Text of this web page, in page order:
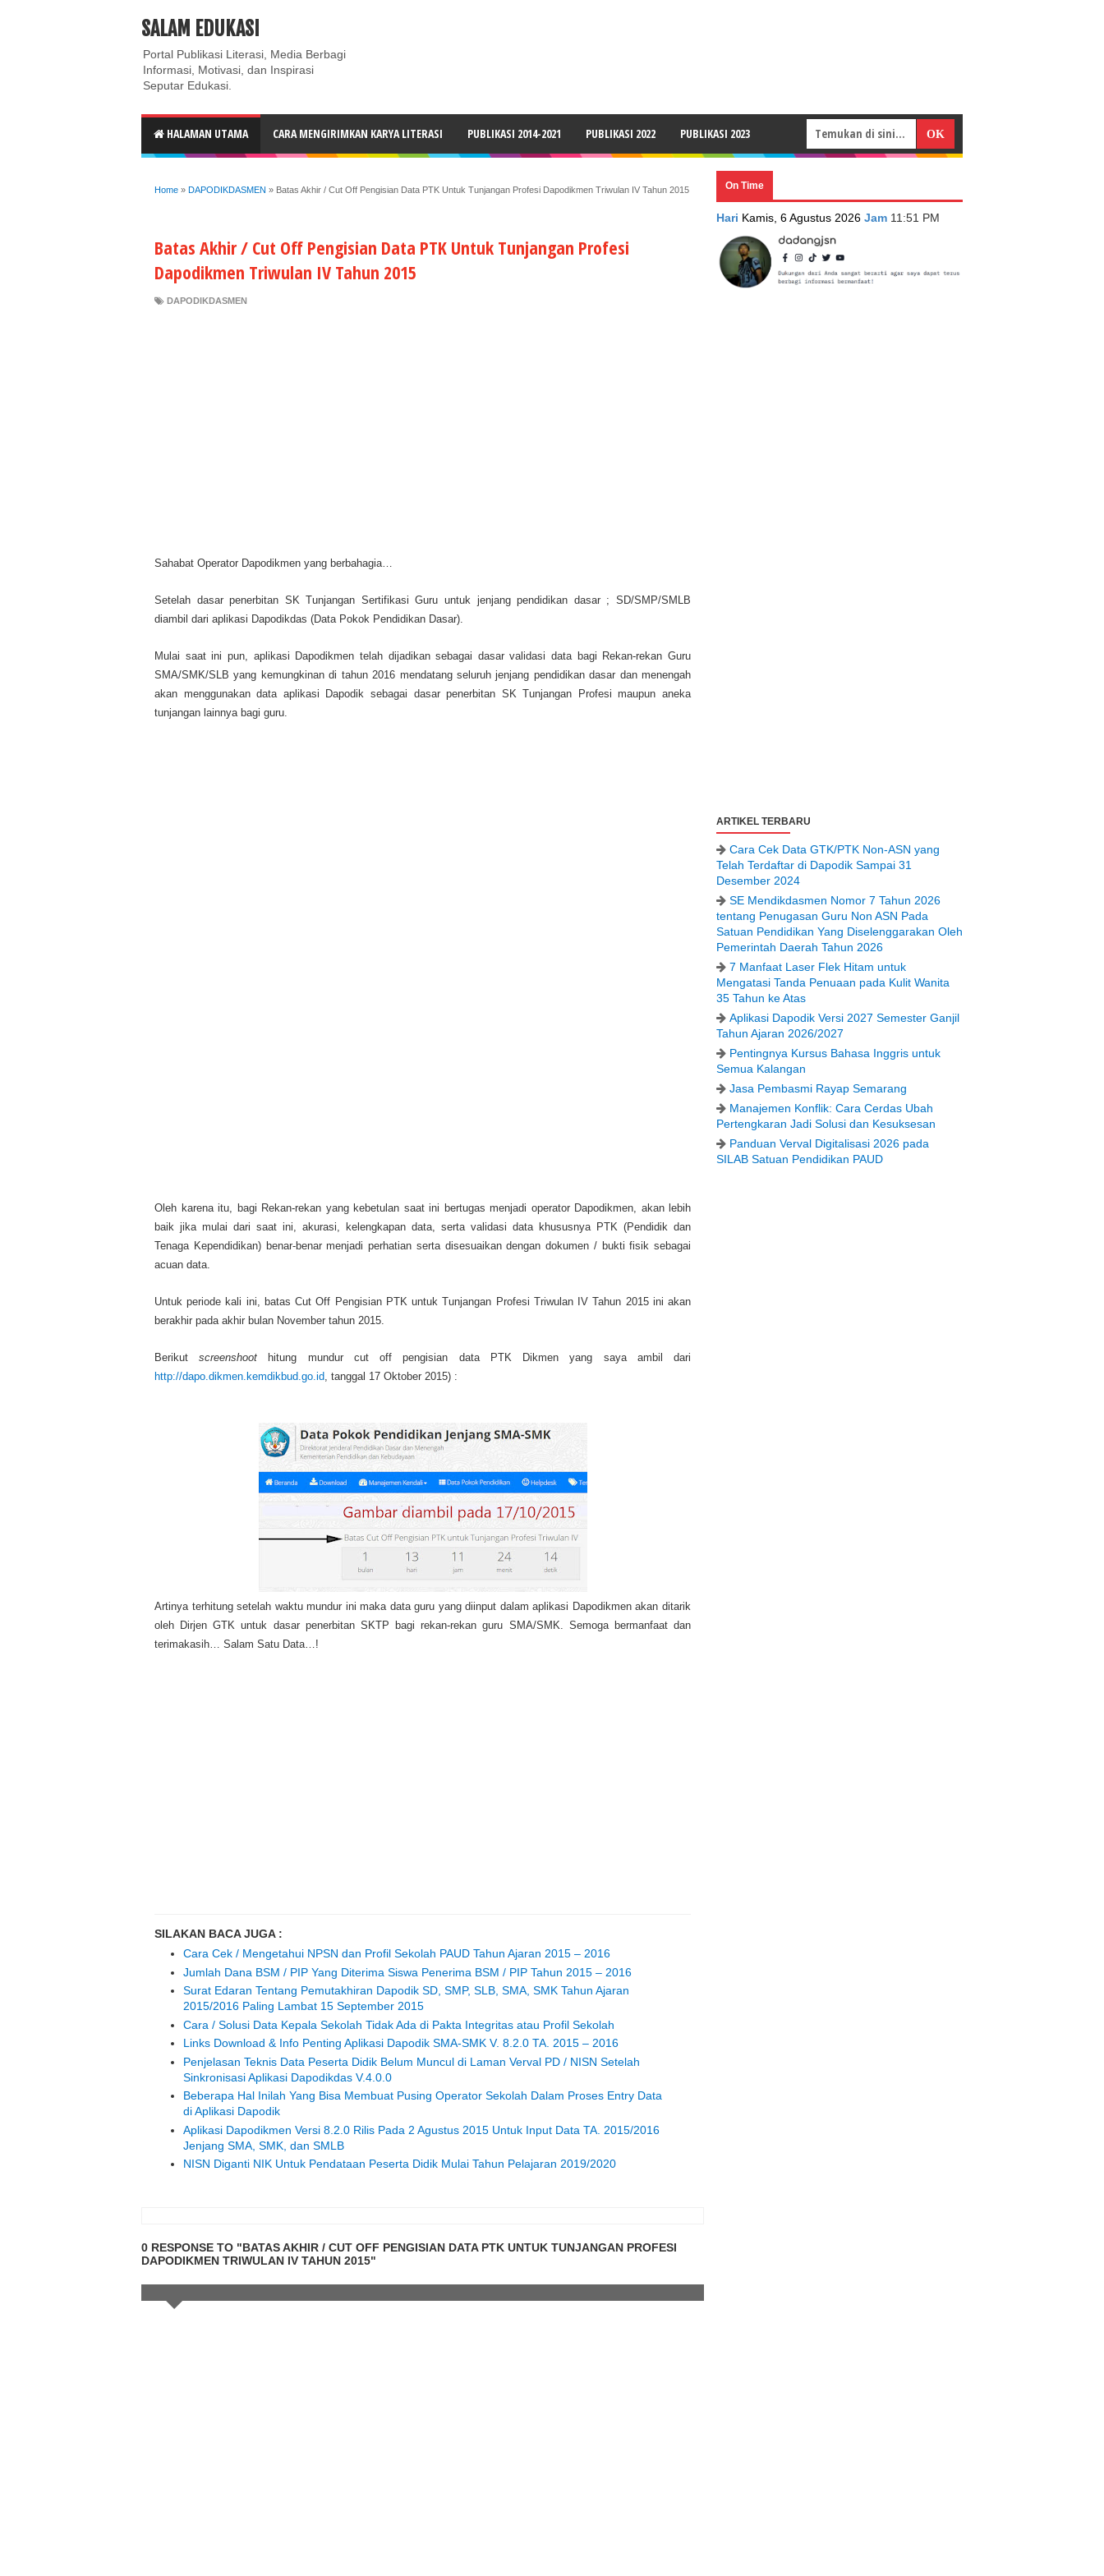
ABOUT CONTACT US
SALAM EDUKASI
Portal Publikasi Literasi, Media Berbagi
Informasi, Motivasi, dan Inspirasi
Seputar Edukasi.
HALAMAN UTAMA CARA MENGIRIMKAN KARYA LITERASI PUBLIKASI 2014-2021 PUBLIKASI 2022 PUBLIKASI 2023
Home » DAPODIKDASMEN » Batas Akhir / Cut Off Pengisian Data PTK Untuk Tunjangan Profesi Dapodikmen Triwulan IV Tahun 2015
Batas Akhir / Cut Off Pengisian Data PTK Untuk Tunjangan Profesi
Dapodikmen Triwulan IV Tahun 2015
DAPODIKDASMEN
Sahabat Operator Dapodikmen yang berbahagia…
Setelah dasar penerbitan SK Tunjangan Sertifikasi Guru untuk jenjang pendidikan dasar ; SD/SMP/SMLB
diambil dari aplikasi Dapodikdas (Data Pokok Pendidikan Dasar).
Mulai saat ini pun, aplikasi Dapodikmen telah dijadikan sebagai dasar validasi data bagi Rekan-rekan Guru
SMA/SMK/SLB yang kemungkinan di tahun 2016 mendatang seluruh jenjang pendidikan dasar dan menengah
akan menggunakan data aplikasi Dapodik sebagai dasar penerbitan SK Tunjangan Profesi maupun aneka
tunjangan lainnya bagi guru.
Oleh karena itu, bagi Rekan-rekan yang kebetulan saat ini bertugas menjadi operator Dapodikmen, akan lebih
baik jika mulai dari saat ini, akurasi, kelengkapan data, serta validasi data khususnya PTK (Pendidik dan
Tenaga Kependidikan) benar-benar menjadi perhatian serta disesuaikan dengan dokumen / bukti fisik sebagai
acuan data.
Untuk periode kali ini, batas Cut Off Pengisian PTK untuk Tunjangan Profesi Triwulan IV Tahun 2015 ini akan
berakhir pada akhir bulan November tahun 2015.
Berikutscreenshoot hitung mundur cut off pengisian data PTK Dikmen yang saya ambil dari
http://dapo.dikmen.kemdikbud.go.id, tanggal 17 Oktober 2015) :
Artinya terhitung setelah waktu mundur ini maka data guru yang diinput dalam aplikasi Dapodikmen akan ditarik
oleh Dirjen GTK untuk dasar penerbitan SKTP bagi rekan-rekan guru SMA/SMK. Semoga bermanfaat dan
terimakasih… Salam Satu Data…!
SILAKAN BACA JUGA :
Cara Cek / Mengetahui NPSN dan Profil Sekolah PAUD Tahun Ajaran 2015 – 2016
Jumlah Dana BSM / PIP Yang Diterima Siswa Penerima BSM / PIP Tahun 2015 – 2016
Surat Edaran Tentang Pemutakhiran Dapodik SD, SMP, SLB, SMA, SMK Tahun Ajaran
2015/2016 Paling Lambat 15 September 2015
Cara / Solusi Data Kepala Sekolah Tidak Ada di Pakta Integritas atau Profil Sekolah
Links Download & Info Penting Aplikasi Dapodik SMA-SMK V. 8.2.0 TA. 2015 – 2016
Penjelasan Teknis Data Peserta Didik Belum Muncul di Laman Verval PD / NISN Setelah
Sinkronisasi Aplikasi Dapodikdas V.4.0.0
Beberapa Hal Inilah Yang Bisa Membuat Pusing Operator Sekolah Dalam Proses Entry Data
di Aplikasi Dapodik
Aplikasi Dapodikmen Versi 8.2.0 Rilis Pada 2 Agustus 2015 Untuk Input Data TA. 2015/2016
Jenjang SMA, SMK, dan SMLB
NISN Diganti NIK Untuk Pendataan Peserta Didik Mulai Tahun Pelajaran 2019/2020
0 RESPONSE TO "BATAS AKHIR / CUT OFF PENGISIAN DATA PTK UNTUK TUNJANGAN PROFESI
DAPODIKMEN TRIWULAN IV TAHUN 2015"
On Time
Hari Kamis, 6 Agustus 2026 Jam 11:51 PM
ARTIKEL TERBARU
Cara Cek Data GTK/PTK Non-ASN yang
Telah Terdaftar di Dapodik Sampai 31
Desember 2024
SE Mendikdasmen Nomor 7 Tahun 2026
tentang Penugasan Guru Non ASN Pada
Satuan Pendidikan Yang Diselenggarakan Oleh
Pemerintah Daerah Tahun 2026
7 Manfaat Laser Flek Hitam untuk
Mengatasi Tanda Penuaan pada Kulit Wanita
35 Tahun ke Atas
Aplikasi Dapodik Versi 2027 Semester Ganjil
Tahun Ajaran 2026/2027
Pentingnya Kursus Bahasa Inggris untuk
Semua Kalangan
Jasa Pembasmi Rayap Semarang
Manajemen Konflik: Cara Cerdas Ubah
Pertengkaran Jadi Solusi dan Kesuksesan
Panduan Verval Digitalisasi 2026 pada
SILAB Satuan Pendidikan PAUD